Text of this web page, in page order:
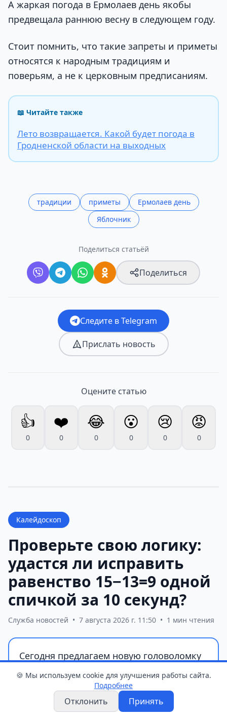
А жаркая погода в Ермолаев день якобы
предвещала раннюю весну в следующем году.
Стоит помнить, что такие запреты и приметы
относятся к народным традициям и
поверьям, а не к церковным предписаниям.
📖 Читайте также
Лето возвращается. Какой будет погода в
Гродненской области на выходных
традиции приметы
Ермолаев день
Яблочник
Поделиться статьёй
Поделиться
Следите в Telegram
Прислать новость
Оцените статью
👍
0
❤️
0
😂
0
😮
0
😢
0
😡
0
Калейдоскоп
Проверьте свою логику:
удастся ли исправить
равенство 15−13=9 одной
спичкой за 10 секунд?
Служба новостей • 7 августа 2026 г. 11:50 • 1 мин чтения
Сегодня предлагаем новую головоломку
на логику и внимательность: нужно
исправить неверное равенство 15 − 13 =
9, переложив всего одну спичку. На
решение дается лишь 10 секунд.
🍪 Мы используем cookie для улучшения работы сайта.
Подробнее
Отклонить Принять